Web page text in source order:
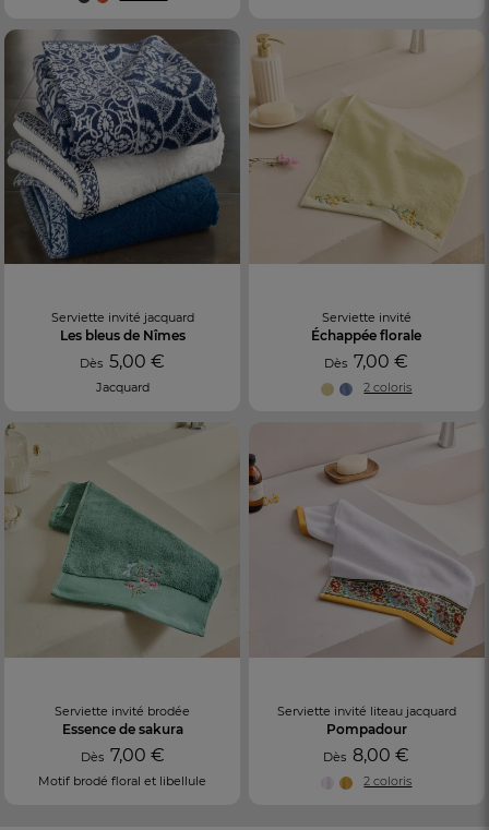
Serviette invité jacquard
Les bleus de Nîmes
Dès5,00 €
Jacquard
Serviette invité
Échappée florale
Dès 7,00 €
2 coloris
Serviette invité brodée
Essence de sakura
Dès 7,00 €
Motif brodé floral et libellule
Serviette invité liteau jacquard
Pompadour
Dès8,00 €
2 coloris